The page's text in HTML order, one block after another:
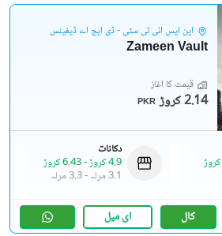
این ایس آئی ٹی سٹی - ڈی ایچ اے ڈیفینس
Zameen Vault
قیمت کا آغاز
PKR 2.14 کروڑ
دکانات
4.9 کروڑ
-6.43 کروڑ
3.1 مرلہ
-3.3 مرلہ
کال ای میل